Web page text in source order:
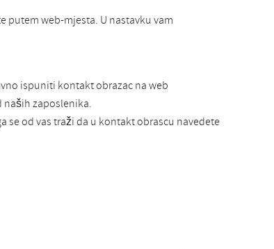
web-mjesta. U nastavku vam
ispuniti kontakt obrazac na web
naših zaposlenika.
od vas traži da u kontakt obrascu navedete